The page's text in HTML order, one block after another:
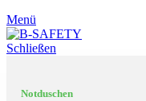
Menü
Schließen
Notduschen